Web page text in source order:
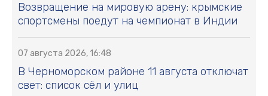
Возвращение на мировую арену: крымские
спортсмены поедут на чемпионат в Индии
07 августа 2026, 16:48
В Черноморском районе 11 августа отключат
свет: список сёл и улиц